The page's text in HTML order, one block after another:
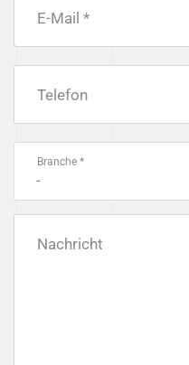
E-Mail *
Telefon
Branche *
-
Nachricht